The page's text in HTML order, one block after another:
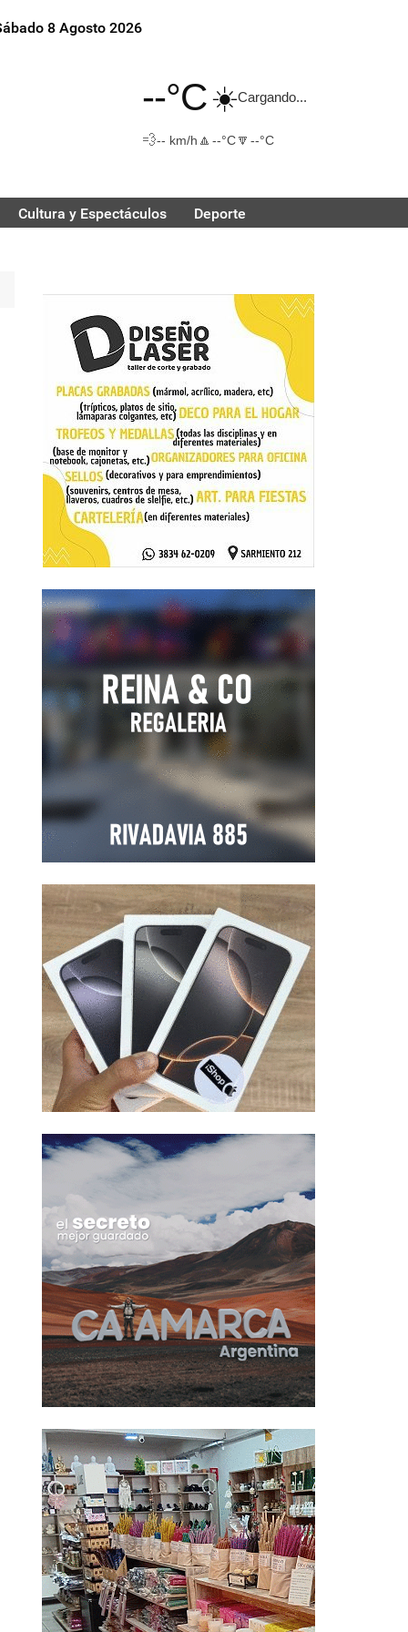
8 Agosto 2026
--°C☀️Cargando...
💨-- km/h 🔼 --°C🔽 --°C
Cultura y Espectáculos Deporte